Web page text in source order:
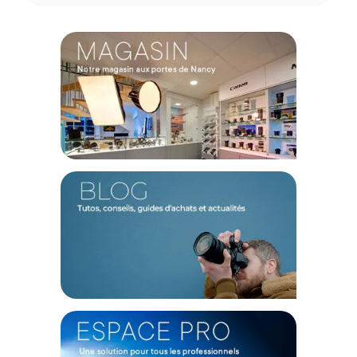
d'éclairage.
De plus, il est équipé d’une batterie intégrée, offrant plus de
liberté sans contrainte de câbles.
Un design réfléchi
Le design octogonal du Pavotube permet une diffusion de la
lumière sous différents angles. De plus, il est équipé de trois
récepteurs 1/4-20 à l'arrière et aux deux extrémités, offrant
plus de flexibilité pour l'utilisation d'accessoires. Idéal lors de
productions cinématographiques et les scènes de tournage.
Caractéristiques du kit de 2 tubes LED Nanlite
Tension d'entrée/courant : DC15V/4A Max ; AC100-240V
50/60Hz
Angle de faisceau : 175°
Type de LED : RGBWW